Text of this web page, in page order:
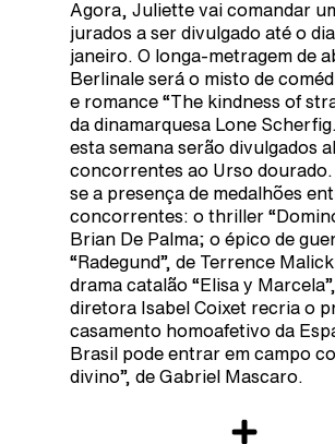
Agora, Juliette vai comandar
jurados a ser divulgado até o
janeiro. O longa-metragem de
Berlinale será o misto de
e romance “The kindness of
da dinamarquesa Lone
esta semana serão divulgados
concorrentes ao Urso
se a presença de medalhões
concorrentes: o thriller
Brian De Palma; o épico de
“Radegund”, de Terrence
drama catalão “Elisa y
diretora Isabel Coixet recria o
casamento homoafetivo da
Brasil pode entrar em campo
divino”, de Gabriel Mascaro.